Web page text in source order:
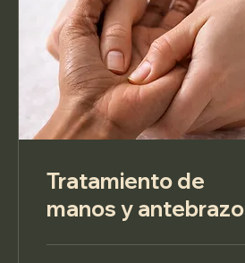
Tratamiento de
manos y antebrazo